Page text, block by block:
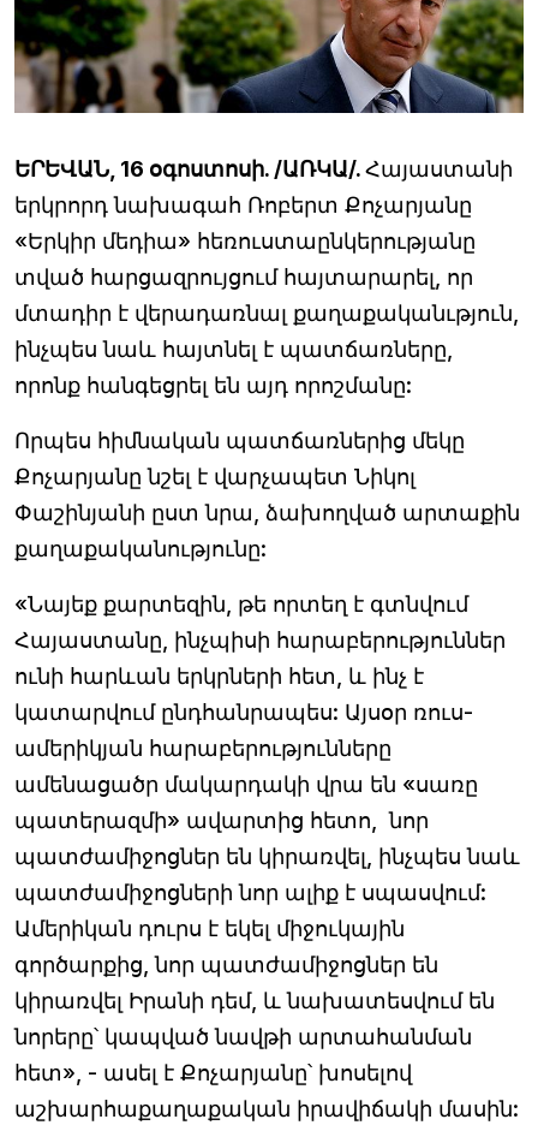
ԵՐԵՎԱՆ, 16 օգոստոսի. /ԱՌԿԱ/.Հայաստանի
երկրորդ նախագահ Ռոբերտ Քոչարյանը
«Երկիր մեդիա» հեռուստաընկերությանը
տված հարցազրույցում հայտարարել, որ
մտադիր է վերադառնալ քաղաքականւթյուն,
ինչպես նաև հայտնել է պատճառները,
որոնք հանգեցրել են այդ որոշմանը:
Որպես հիմնական պատճառներից մեկը
Քոչարյանը նշել է վարչապետ Նիկոլ
Փաշինյանի ըստ նրա, ձախողված արտաքին
քաղաքականությունը:
«Նայեք քարտեզին, թե որտեղ է գտնվում
Հայաստանը, ինչպիսի հարաբերություններ
ունի հարևան երկրների հետ, և ինչ է
կատարվում ընդհանրապես: Այսօր ռուս-
ամերիկյան հարաբերությունները
ամենացածր մակարդակի վրա են «սառը
պատերազմի» ավարտից հետո, նոր
պատժամիջոցներ են կիրառվել, ինչպես նաև
պատժամիջոցների նոր ալիք է սպասվում:
Ամերիկան դուրս է եկել միջուկային
գործարքից, նոր պատժամիջոցներ են
կիրառվել Իրանի դեմ, և նախատեսվում են
նորերը՝ կապված նավթի արտահանման
հետ», - ասել է Քոչարյանը՝ խոսելով
աշխարհաքաղաքական իրավիճակի մասին: